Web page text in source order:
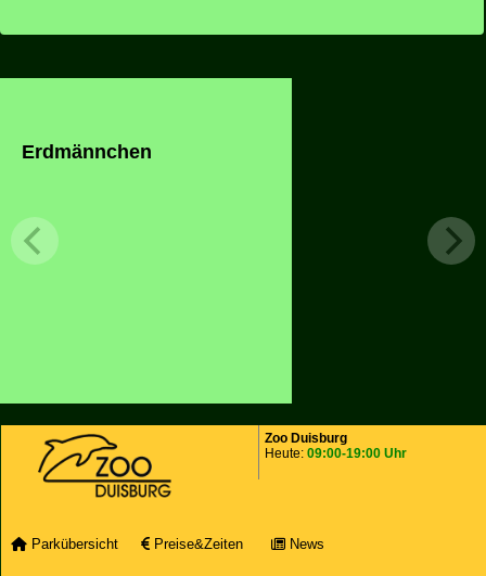
Erdmännchen
Zoo Duisburg
Heute: 09:00-19:00 Uhr
Parkübersicht Preise&Zeiten News